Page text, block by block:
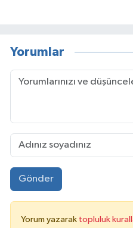
Yorumlar
Gönder
Yorum yazarak topluluk